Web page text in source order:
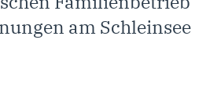
am Schleinsee